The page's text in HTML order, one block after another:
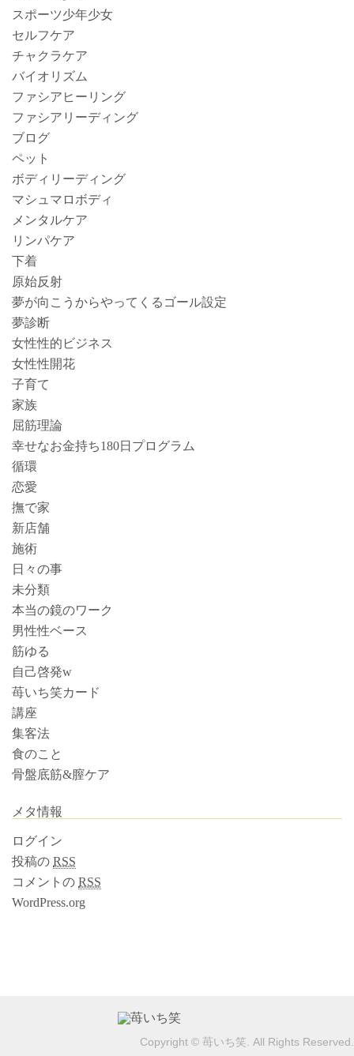
スポーツ少年少女
セルフケア
チャクラケア
バイオリズム
ファシアヒーリング
ファシアリーディング
ブログ
ペット
ボディリーディング
マシュマロボディ
メンタルケア
リンパケア
下着
原始反射
夢が向こうからやってくるゴール設定
夢診断
女性性的ビジネス
女性性開花
子育て
家族
屈筋理論
幸せなお金持ち180日プログラム
循環
恋愛
撫で家
新店舗
施術
日々の事
未分類
本当の鏡のワーク
男性性ベース
筋ゆる
自己啓発w
苺いち笑カード
講座
集客法
食のこと
骨盤底筋&膣ケア
メタ情報
ログイン
投稿の RSS
コメントの RSS
WordPress.org
Copyright © 苺いち笑. All Rights Reserved.